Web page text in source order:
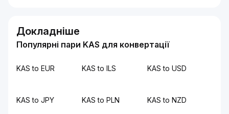
Докладніше
Популярні пари KAS для конвертації
KAS to EUR KAS to ILS KAS to USD
KAS to JPY KAS to PLN KAS to NZD